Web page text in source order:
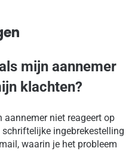
mijn aannemer
klachten?
niet reageert op
ingebrekestelling
waarin je het probleem